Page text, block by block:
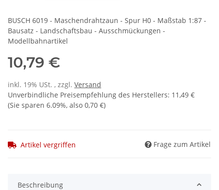
BUSCH 6019 - Maschendrahtzaun - Spur H0 - Maßstab 1:87 -
Bausatz - Landschaftsbau - Ausschmückungen -
Modellbahnartikel
10,79 €
inkl. 19% USt. , zzgl. Versand
Unverbindliche Preisempfehlung des Herstellers: 11,49 €
(Sie sparen 6.09%, also 0,70 €)
Artikel vergriffen Frage zum Artikel
Beschreibung